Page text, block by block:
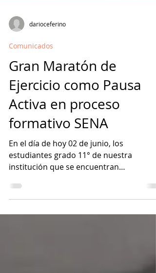
darioceferino
Comunicados
Gran Maratón de
Ejercicio como Pausa
Activa en proceso
formativo SENA
En el día de hoy 02 de junio, los
estudiantes grado 11° de nuestra